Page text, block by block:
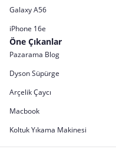
Galaxy A56
iPhone 16e
Öne Çıkanlar
Pazarama Blog
Dyson Süpürge
Arçelik Çaycı
Macbook
Koltuk Yıkama Makinesi